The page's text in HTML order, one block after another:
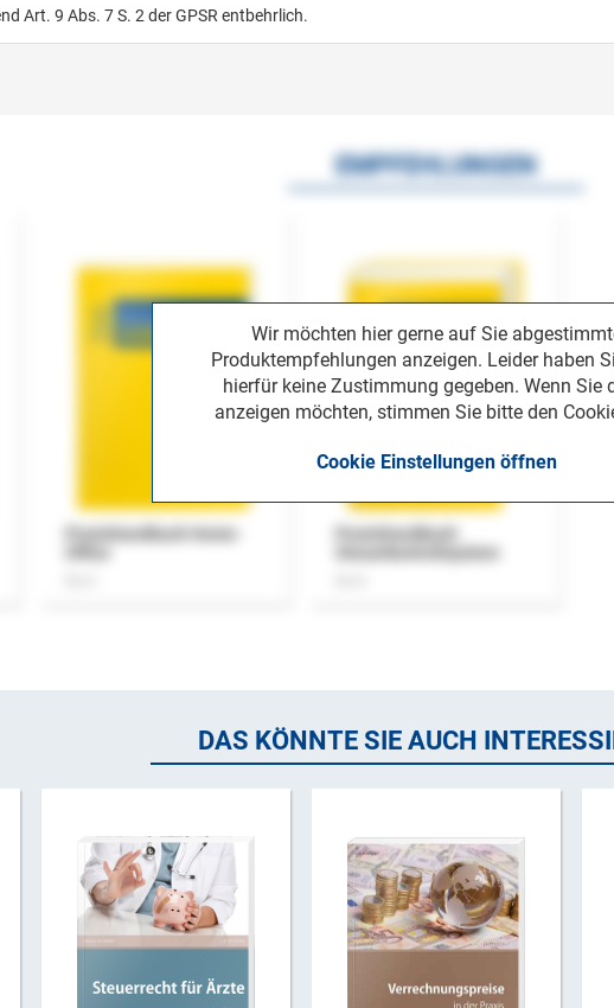
Art. 9 Abs. 7 S. 2 der GPSR entbehrlich.
Wir möchten hier gerne auf Sie
Produktempfehlungen anzeigen. Leider haben
hierfür keine Zustimmung gegeben. Wenn Sie
anzeigen möchten, stimmen Sie bitte den
Cookie Einstellungen öffnen
EMPFEHLUNGEN
Praxishandbuch Home-
Praxishandbuch
DAS KÖNNTE SIE AUCH